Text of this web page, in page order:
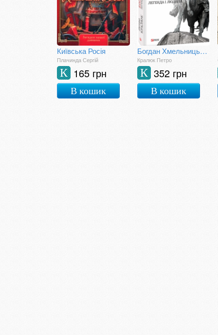
Київська Росія
Плачинда Сергій
165 грн
К
В кошик
Богдан Хмельницький: легенда і людина
Кралюк Петро
352 грн
К
В кошик